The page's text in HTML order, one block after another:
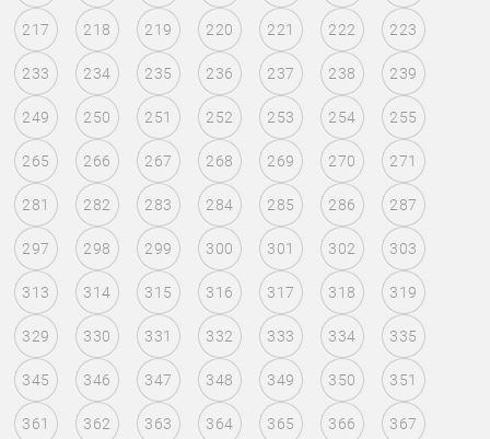
217 218 219 220 221 222 223
233 234 235 236 237 238 239
249 250 251 252 253 254 255
265 266 267 268 269 270 271
281 282 283 284 285 286 287
297 298 299 300 301 302 303
313 314 315 316 317 318 319
329 330 331 332 333 334 335
345 346 347 348 349 350 351
361 362 363 364 365 366 367